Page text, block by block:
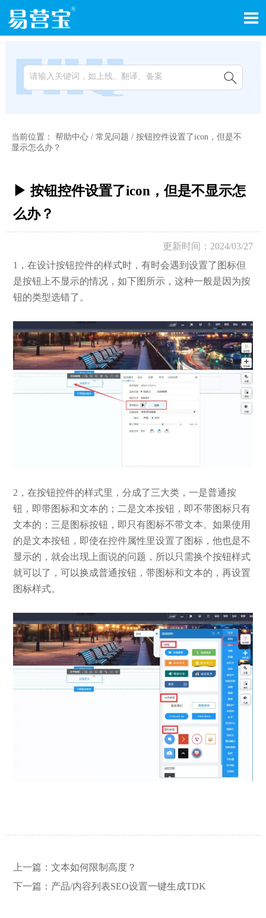


当前位置： 帮助中心/ 常见问题 / 按钮控件设置了icon，但是不
显示怎么办？
▶ 按钮控件设置了icon，但是不显示怎
么办？
更新时间：2024/03/27
1，在设计按钮控件的样式时，有时会遇到设置了图标但
是按钮上不显示的情况，如下图所示，这种一般是因为按
钮的类型选错了。
2，在按钮控件的样式里，分成了三大类，一是普通按
钮，即带图标和文本的；二是文本按钮，即不带图标只有
文本的；三是图标按钮，即只有图标不带文本。如果使用
的是文本按钮，即使在控件属性里设置了图标，他也是不
显示的，就会出现上面说的问题，所以只需换个按钮样式
就可以了，可以换成普通按钮，带图标和文本的，再设置
图标样式。
上一篇： 文本如何限制高度？
下一篇： 产品/内容列表SEO设置一键生成TDK
邮件推送和微信推送？